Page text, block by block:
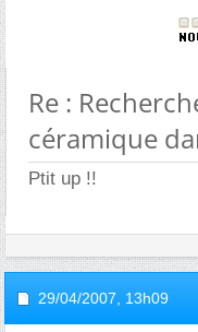
Re :
céramique
Ptit up !!
29/04/2007, 13h09